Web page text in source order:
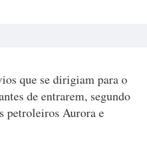
que se dirigiam para o
de entrarem, segundo
petroleiros Aurora e